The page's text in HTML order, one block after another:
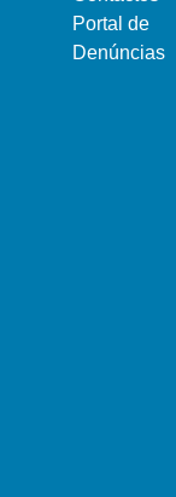
Portal de
Denúncias